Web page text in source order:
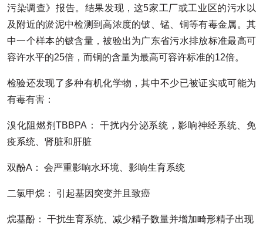
污染调查》报告。结果发现，这5家工厂或工业区的污水以
及附近的淤泥中检测到高浓度的铍、锰、铜等有毒金属。其
中一个样本的铍含量，被验出为广东省污水排放标准最高可
容许水平的25倍，而铜的含量为最高可容许标准的12倍。
检验还发现了多种有机化学物，其中不少已被证实或可能为
有毒有害 ：
溴化阻燃剂TBBPA： 干扰内分泌系统，影响神经系统、免
疫系统、肾脏和肝脏
双酚A： 会严重影响水环境、影响生育系统
二氯甲烷： 引起基因突变并且致癌
烷基酚： 干扰生育系统、减少精子数量并增加畸形精子出现